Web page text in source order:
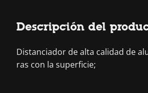
Descripción del
Distanciador de alta calidad de
ras con la superficie;